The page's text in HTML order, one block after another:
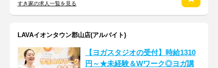
すき家の求人一覧を見る
LAVAイオンタウン郡山店(アルバイト)
【ヨガスタジオの受付】時給1310
円～★未経験＆Wワーク◎ヨガ講